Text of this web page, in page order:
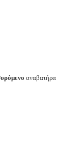
αναβατήρα